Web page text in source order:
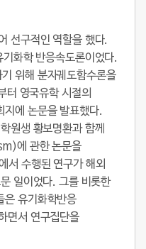
선구적인 역할을 했다.
화학 반응속도론이었다.
위해 분자궤도함수론을
터 영국유학 시절의
지에 논문을 발표했다.
원생 황보명환과 함께
에 관한 논문을
서 수행된 연구가 해외
일이었다. 그를 비롯한
은 유기화학반응
면서 연구집단을